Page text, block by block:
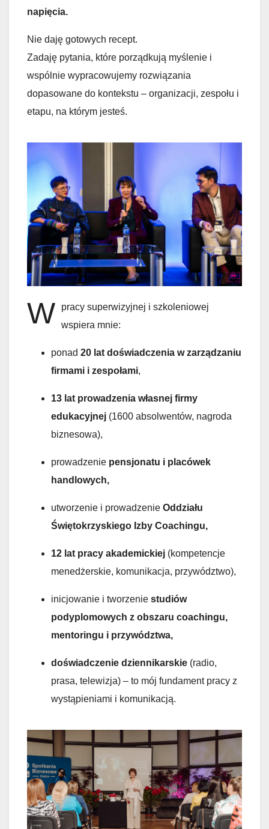
napięcia.
Nie daję gotowych recept.
Zadaję pytania, które porządkują myślenie i
wspólnie wypracowujemy rozwiązania
dopasowane do kontekstu – organizacji, zespołu i
etapu, na którym jesteś.
W
pracy superwizyjnej i szkoleniowej
wspiera mnie:
ponad 20 lat doświadczenia w zarządzaniu
firmami i zespołami,
13 lat prowadzenia własnej firmy
edukacyjnej (1600 absolwentów, nagroda
biznesowa),
prowadzenie pensjonatu i placówek
handlowych,
utworzenie i prowadzenie Oddziału
Świętokrzyskiego Izby Coachingu,
12 lat pracy akademickiej (kompetencje
menedżerskie, komunikacja, przywództwo),
inicjowanie i tworzenie studiów
podyplomowych z obszaru coachingu,
mentoringu i przywództwa,
doświadczenie dziennikarskie (radio,
prasa, telewizja) – to mój fundament pracy z
wystąpieniami i komunikacją.